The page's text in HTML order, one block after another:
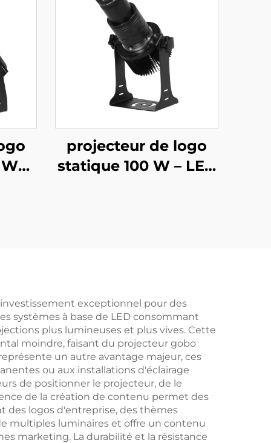
projecteur de logo
statique 100 W – LED
exceptionnel pour des
systèmes à base de LED consommant
plus lumineuses et plus vives. Cette
moindre, faisant du projecteur gobo
un autre avantage majeur, ces
ou aux installations d'éclairage
de positionner le projecteur, de le
de la création de contenu permet des
des logos d'entreprise, des thèmes
multiples luminaires et offre un contenu
marketing. La durabilité et la résistance